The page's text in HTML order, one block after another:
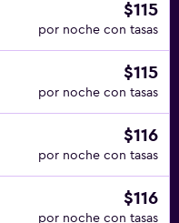
$115
por noche con tasas
$115
por noche con tasas
$116
por noche con tasas
$116
por noche con tasas